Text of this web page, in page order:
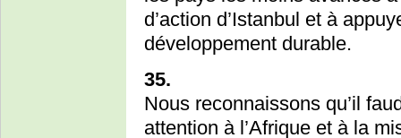
d’action d’Istanbul et à
développement durable.
35.
Nous reconnaissons qu’il
attention à l’Afrique et à la